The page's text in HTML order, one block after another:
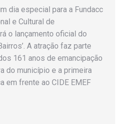
dia especial para a Fundacc
e Cultural de
o lançamento oficial do
A atração faz parte
161 anos de emancipação
do município e a primeira
em frente ao CIDE EMEF